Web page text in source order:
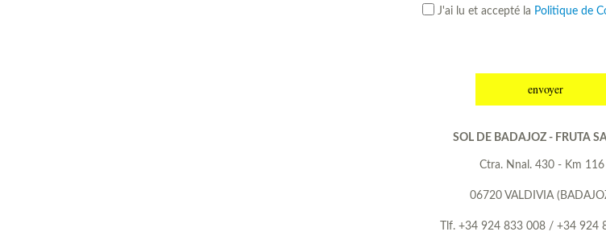
J'ai lu et accepté la Politique de
envoyer
SOL DE BADAJOZ - FRUTA
Ctra. Nnal. 430 - Km 116
06720 VALDIVIA
Tlf. +34 924 833 008 / +34 924